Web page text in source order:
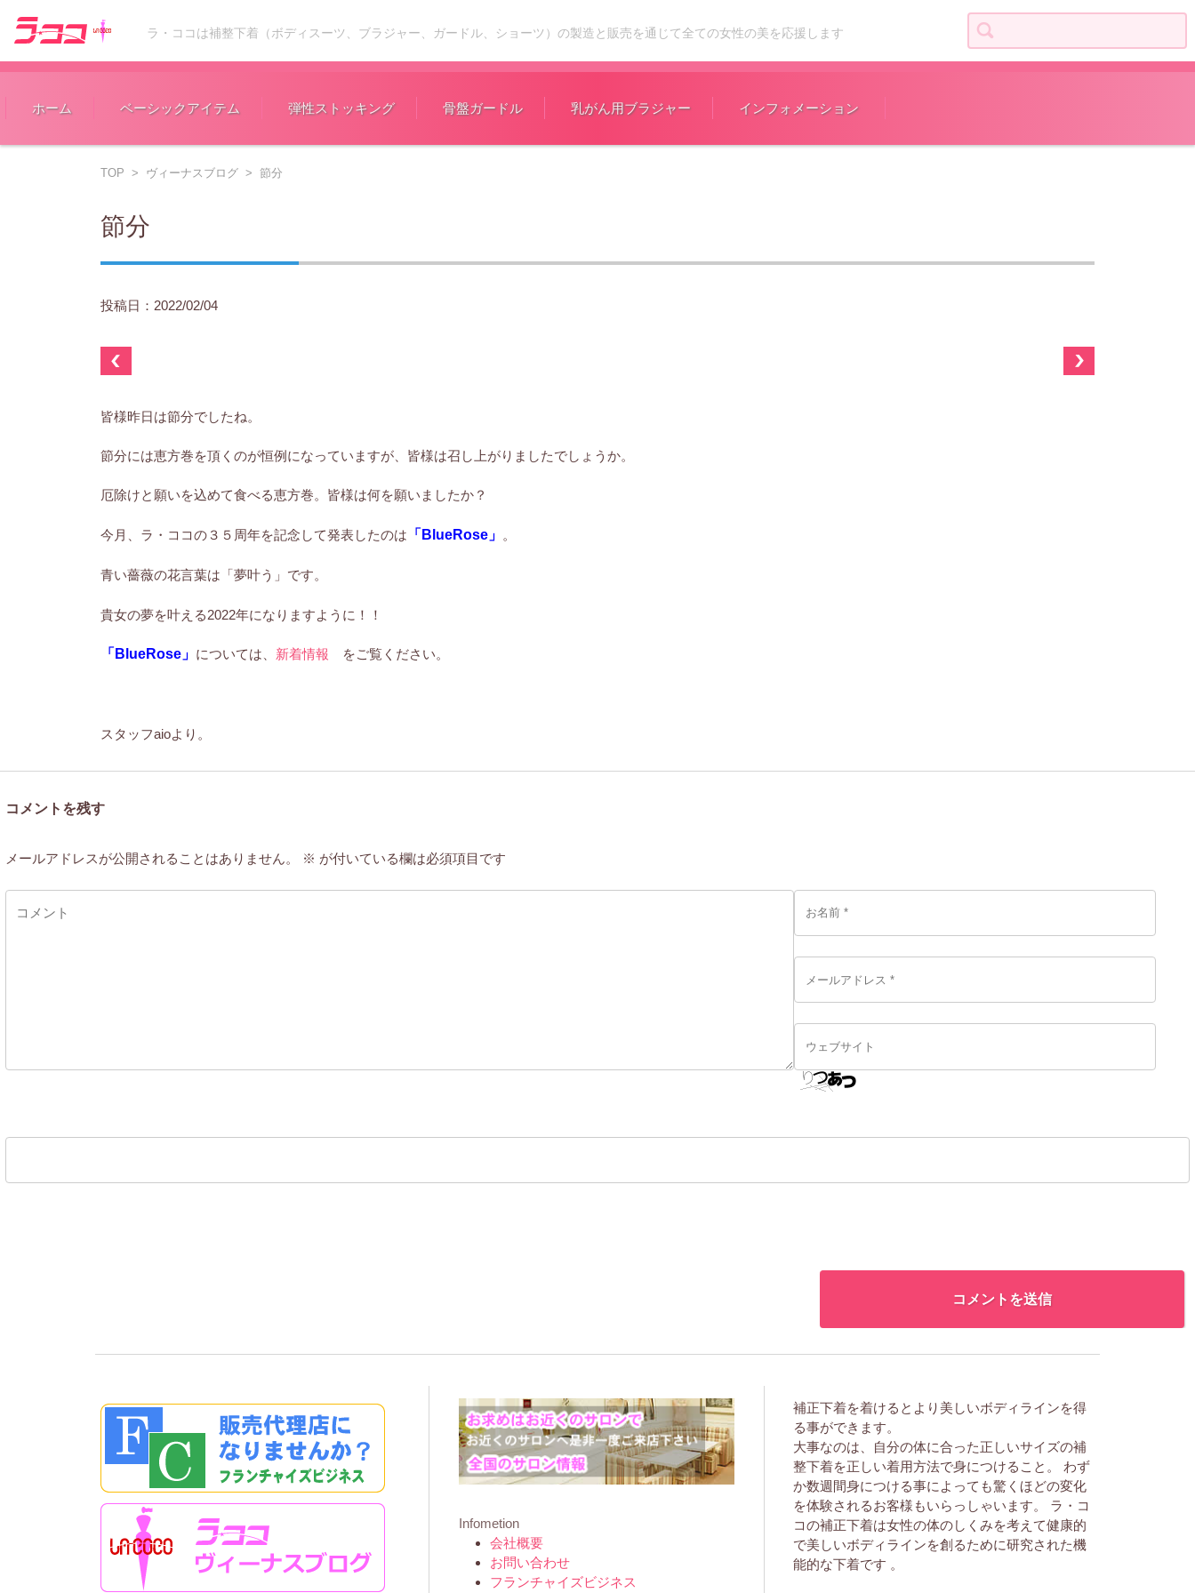
ラ・ココは補整下着（ボディスーツ、ブラジャー、ガードル、ショーツ）の製造と販売を通じて全ての女性の美を応援します
検索:
コンテンツに移動
ホーム ベーシックアイテム 弾性ストッキング 骨盤ガードル 乳がん用ブラジャー インフォメーション
TOP > ヴィーナスブログ> 節分
節分
投稿日：2022/02/04
皆様昨日は節分でしたね。
節分には恵方巻を頂くのが恒例になっていますが、皆様は召し上がりましたでしょうか。
厄除けと願いを込めて食べる恵方巻。皆様は何を願いましたか？
今月、ラ・ココの３５周年を記念して発表したのは 「BlueRose」 。
青い薔薇の花言葉は「夢叶う」です。
貴女の夢を叶える2022年になりますように！！
「BlueRose」 については、 新着情報 をご覧ください。
スタッフaioより。
コメントを残す
メールアドレスが公開されることはありません。 ※ が付いている欄は必須項目です
Infometion
会社概要
お問い合わせ
フランチャイズビジネス
補正下着を着けるとより美しいボディラインを得
る事ができます。
大事なのは、自分の体に合った正しいサイズの補
整下着を正しい着用方法で身につけること。 わず
か数週間身につける事によっても驚くほどの変化
を体験されるお客様もいらっしゃいます。 ラ・コ
コの補正下着は女性の体のしくみを考えて健康的
で美しいボディラインを創るために研究された機
能的な下着です 。